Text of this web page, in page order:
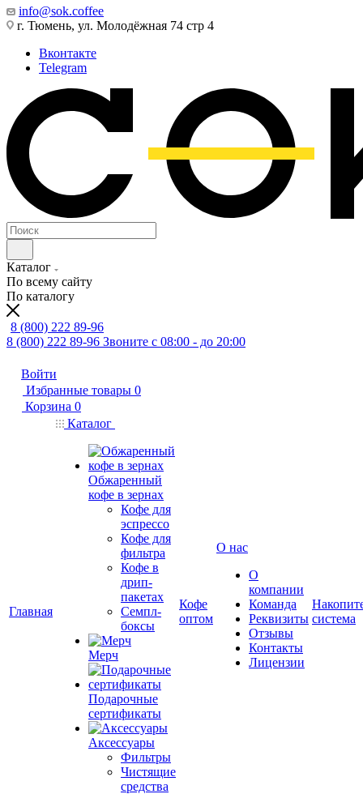
info@sok.coffee
г. Тюмень, ул. Молодёжная 74 стр 4
Вконтакте
Telegram
Каталог
По всему сайту
По каталогу
8 (800) 222 89-96
8 (800) 222 89-96 Звоните с 08:00 - до 20:00
Войти
Избранные товары 0
Корзина 0
Главная
Каталог
Обжаренный
кофе в зернах
Кофе для
эспрессо
Кофе для
фильтра
Кофе в
дрип-
пакетах
Семпл-
боксы
Мерч
Подарочные
сертификаты
Аксессуары
Фильтры
Чистящие
средства
Кофе
оптом
О нас
О
компании
Команда
Реквизиты
Отзывы
Контакты
Лицензии
система